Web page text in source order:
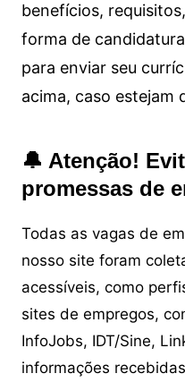
benefícios,
forma de
para enviar seu
acima, caso estejam
🔔 Atenção!
promessas de
Todas as vagas de
nosso site foram
acessíveis, como
sites de empregos,
InfoJobs, IDT/Sine,
informações